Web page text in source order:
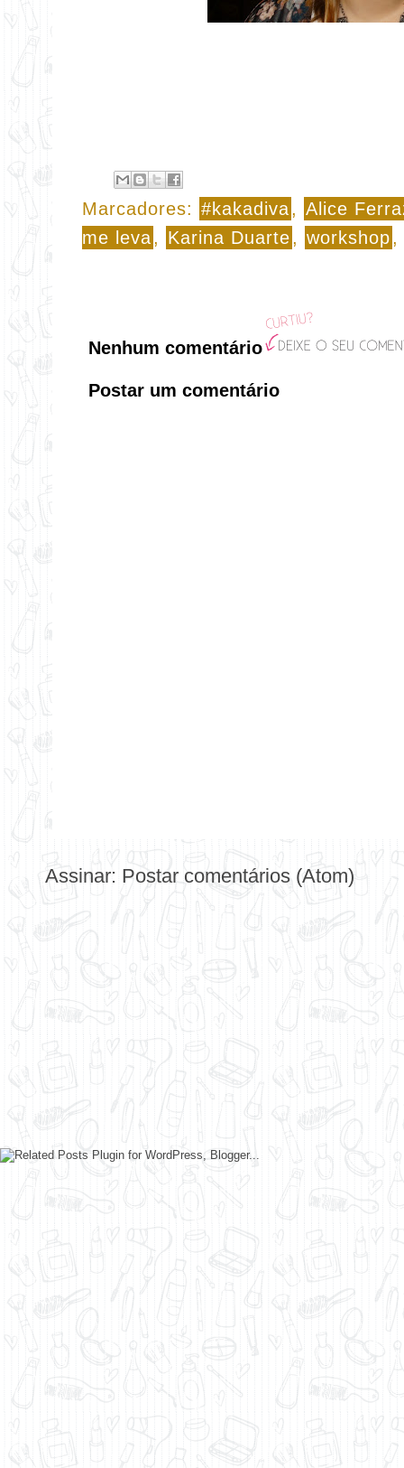
Marcadores: #kakadiva, Alice
me leva, Karina Duarte, workshop,
Nenhum comentário
Postar um comentário
Assinar: Postar comentários (Atom)